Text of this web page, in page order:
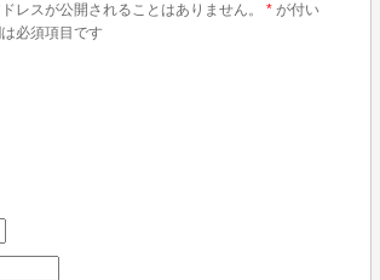
レスが公開されることはありません。 * が付い
必須項目です